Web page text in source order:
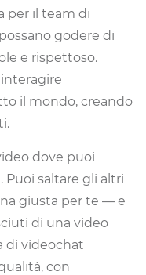
per il team di
godere di
e rispettoso.
il mondo, creando
dove puoi
Puoi saltare gli altri
giusta per te — e
di una video
di videochat
con